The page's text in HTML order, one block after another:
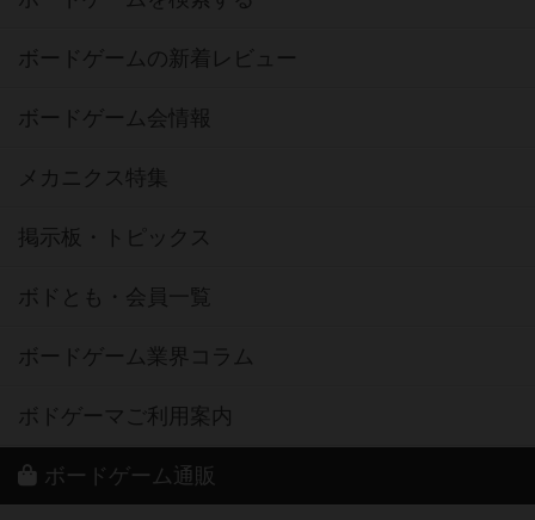
ボードゲームの新着レビュー
ボードゲーム会情報
メカニクス特集
掲示板・トピックス
ボドとも・会員一覧
ボードゲーム業界コラム
ボドゲーマご利用案内
ボードゲーム通販